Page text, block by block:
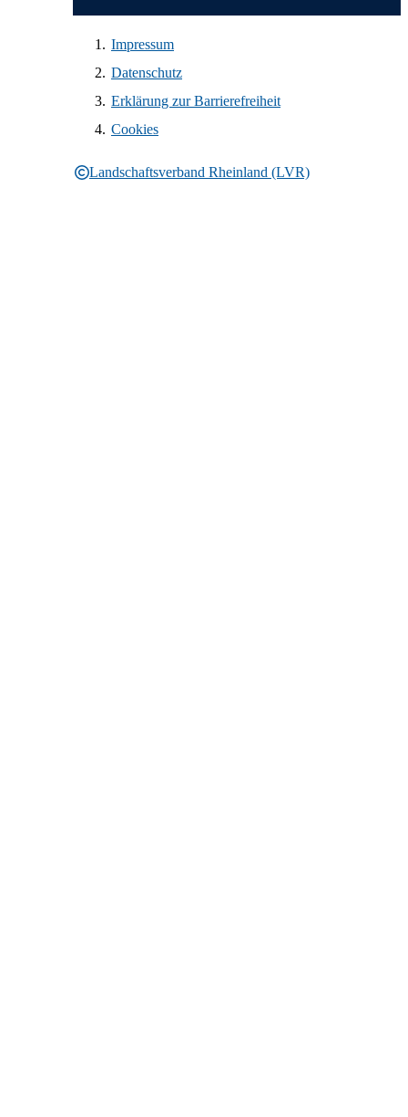
Landschaftsverband Rheinland (LVR)
Impressum
Datenschutz
Erklärung zur Barrierefreiheit
Cookies